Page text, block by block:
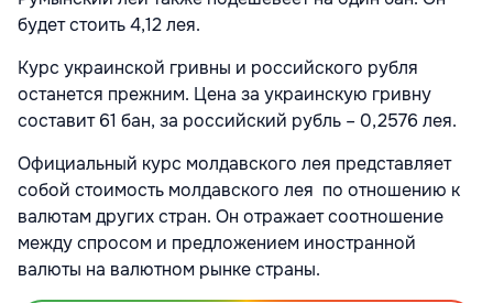
будет стоить 4,12 лея.
Курс украинской гривны и российского рубля
останется прежним. Цена за украинскую гривну
составит 61 бан, за российский рубль – 0,2576 лея.
Официальный курс молдавского лея представляет
собой стоимость молдавского лея по отношению к
валютам других стран. Он отражает соотношение
между cпросом и предложением иностранной
валюты на валютном рынке страны.